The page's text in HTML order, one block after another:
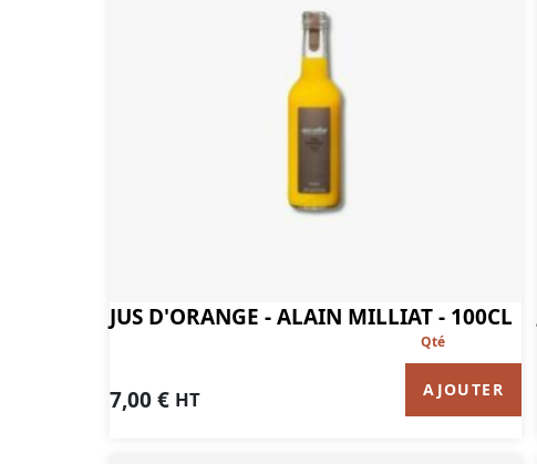
JUS D'ORANGE - ALAIN MILLIAT - 100CL
7,00€ HT AJOUTER